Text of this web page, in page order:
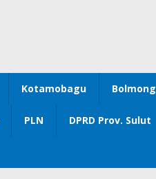
Kotamobagu Bolmong
PLN DPRD Prov. Sulut